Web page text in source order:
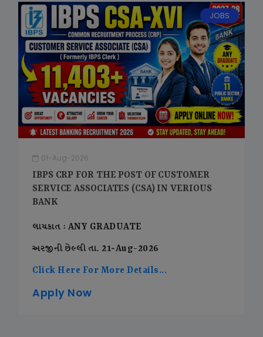
JOBS
01-Aug-2026
IBPS CRP FOR THE POST OF CUSTOMER
SERVICE ASSOCIATES (CSA) IN VERIOUS
BANK
લાયકાત : ANY GRADUATE
અરજીની છેલ્લી તા. 21-Aug-2026
Click Here For More Details...
Apply Now